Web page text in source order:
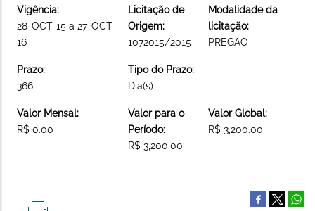
Vigência:
28-OCT-15 a 27-OCT-
16
Licitação de
Origem:
1072015/2015
Modalidade da
licitação:
PREGAO
Prazo:
366
Tipo do Prazo:
Dia(s)
Valor Mensal:
R$ 0.00
Valor para o
Período:
R$ 3,200.00
Valor Global:
R$ 3,200.00